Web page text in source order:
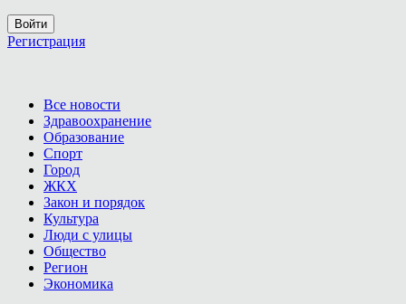
Войти
Регистрация
Все новости
Здравоохранение
Образование
Спорт
Город
ЖКХ
Закон и порядок
Культура
Люди с улицы
Общество
Регион
Экономика